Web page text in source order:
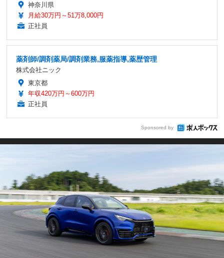
神奈川県
月給30万円～51万8,000円
正社員
薬剤師/調剤薬局/調剤業務,服薬指導,薬歴管理
株式会社ニック
東京都
年収420万円～600万円
正社員
Sponsored by